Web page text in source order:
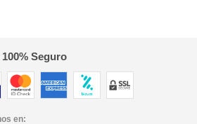
100% Seguro
en: